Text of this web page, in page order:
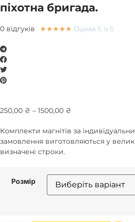
піхотна бригада.
0 відгуків ★★★★★ Оцінка 5 із 5
250,00 ₴ – 1500,00 ₴
250,00 ₴
through
Комплекти магнітів за
замовлення виготовляються у
визначені строки.
Розмір